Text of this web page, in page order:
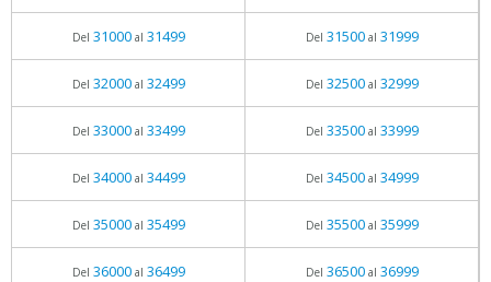
Del 31000al 31499 Del 31500al 31999
Del 32000al 32499 Del 32500al 32999
Del 33000al 33499 Del 33500al 33999
Del 34000al 34499 Del 34500al 34999
Del 35000al 35499 Del 35500al 35999
Del 36000al 36499 Del 36500al 36999